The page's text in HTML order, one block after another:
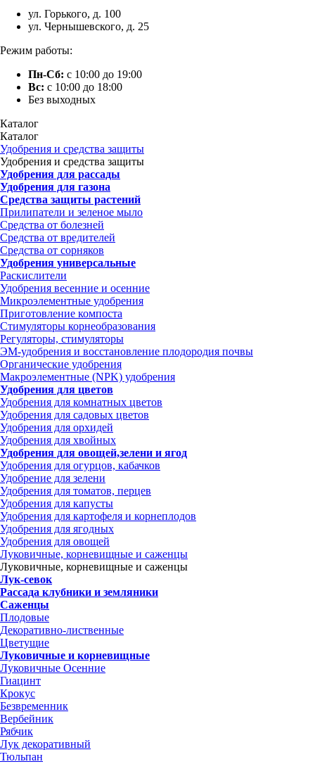
ул. Горького, д. 100
ул. Чернышевского, д. 25
Режим работы:
Пн-Сб: с 10:00 до 19:00
Вс: с 10:00 до 18:00
Без выходных
Каталог
Каталог
Удобрения и средства защиты
Удобрения и средства защиты
Удобрения для рассады
Удобрения для газона
Средства защиты растений
Прилипатели и зеленое мыло
Средства от болезней
Средства от вредителей
Средства от сорняков
Удобрения универсальные
Раскислители
Удобрения весенние и осенние
Микроэлементные удобрения
Приготовление компоста
Стимуляторы корнеобразования
Регуляторы, стимуляторы
ЭМ-удобрения и восстановление плодородия почвы
Органические удобрения
Макроэлементные (NPK) удобрения
Удобрения для цветов
Удобрения для комнатных цветов
Удобрения для садовых цветов
Удобрения для орхидей
Удобрения для хвойных
Удобрения для овощей,зелени и ягод
Удобрения для огурцов, кабачков
Удобрение для зелени
Удобрения для томатов, перцев
Удобрения для капусты
Удобрения для картофеля и корнеплодов
Удобрения для ягодных
Удобрения для овощей
Луковичные, корневищные и саженцы
Луковичные, корневищные и саженцы
Лук-севок
Рассада клубники и земляники
Саженцы
Плодовые
Декоративно-лиственные
Цветущие
Луковичные и корневищные
Луковичные Осенние
Гиацинт
Крокус
Безвременник
Вербейник
Рябчик
Лук декоративный
Тюльпан